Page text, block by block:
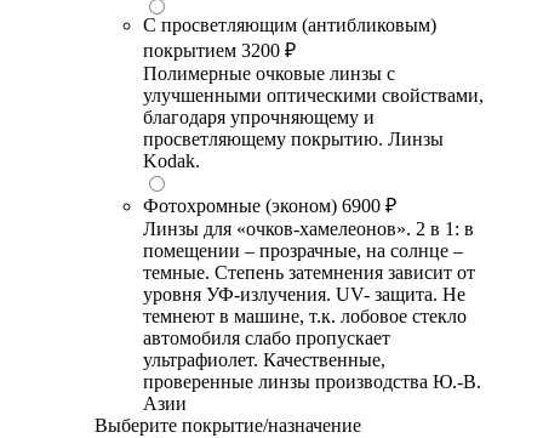
С просветляющим (антибликовым)
покрытием 3200 ₽
Полимерные очковые линзы с
улучшенными оптическими свойствами,
благодаря упрочняющему и
просветляющему покрытию. Линзы
Kodak.
Фотохромные (эконом) 6900 ₽
Линзы для «очков-хамелеонов». 2 в 1: в
помещении – прозрачные, на солнце –
темные. Степень затемнения зависит от
уровня УФ-излучения. UV- защита. Не
темнеют в машине, т.к. лобовое стекло
автомобиля слабо пропускает
ультрафиолет. Качественные,
проверенные линзы производства Ю.-В.
Азии
Выберите покрытие/назначение